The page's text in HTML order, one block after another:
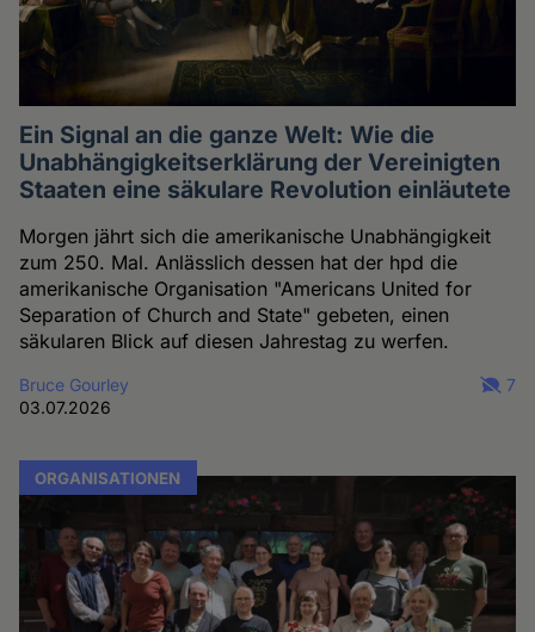
Ein Signal an die ganze Welt: Wie die
Unabhängigkeitserklärung der Vereinigten
Staaten eine säkulare Revolution einläutete
Morgen jährt sich die amerikanische Unabhängigkeit
zum 250. Mal. Anlässlich dessen hat der hpd die
amerikanische Organisation "Americans United for
Separation of Church and State" gebeten, einen
säkularen Blick auf diesen Jahrestag zu werfen.
Bruce Gourley
03.07.2026
7
ORGANISATIONEN